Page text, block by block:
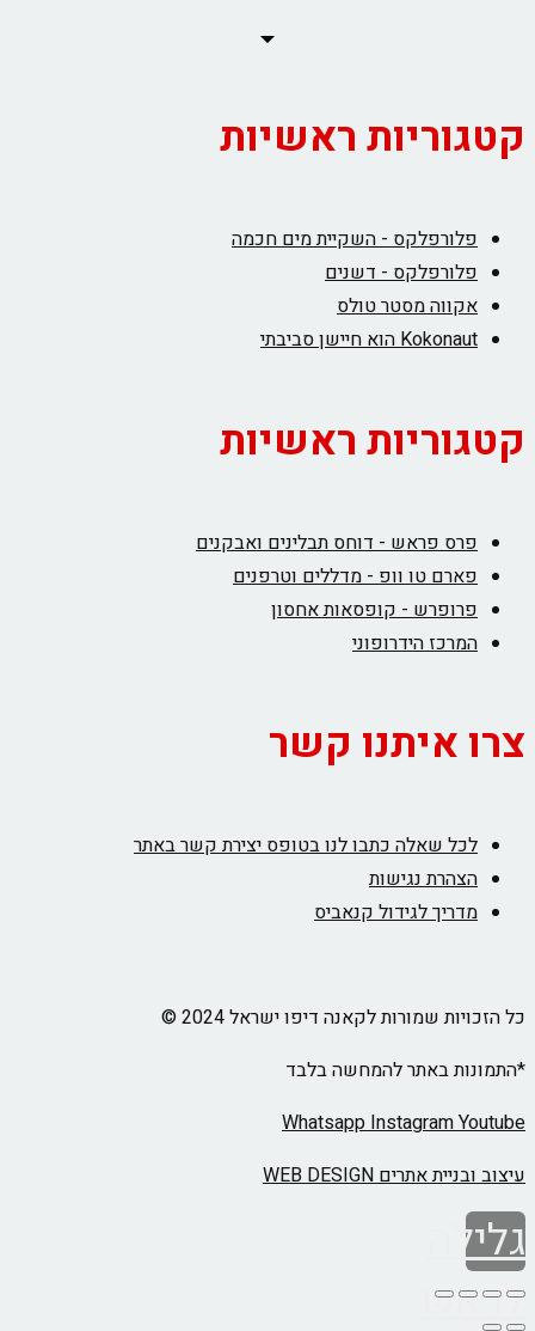
קטגוריות ראשיות
פלורפלקס - השקיית מים חכמה
פלורפלקס - דשנים
אקווה מסטר טולס
Kokonaut הוא חיישן סביבתי
קטגוריות ראשיות
פרס פראש - דוחס תבלינים ואבקנים
פארם טו וופ - מדללים וטרפנים
פרופרש - קופסאות אחסון
המרכז הידרופוני
צרו איתנו קשר
לכל שאלה כתבו לנו בטופס יצירת קשר באתר
הצהרת נגישות
מדריך לגידול קנאביס
כל הזכויות שמורות לקאנה דיפו ישראל 2024 ©
*התמונות באתר להמחשה בלבד
WhatsappInstagramYoutube
עיצוב ובניית אתרים WEB DESIGN
גלילה
לראש